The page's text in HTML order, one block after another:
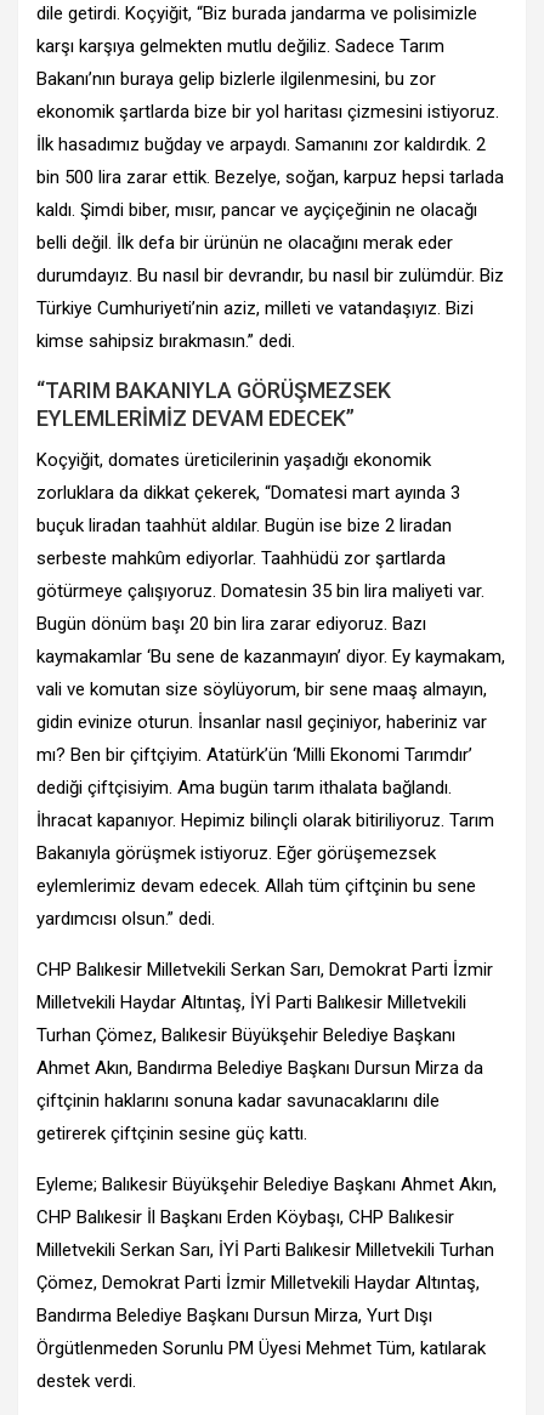
dile getirdi. Koçyiğit, “Biz burada jandarma ve polisimizle
karşı karşıya gelmekten mutlu değiliz. Sadece Tarım
Bakanı’nın buraya gelip bizlerle ilgilenmesini, bu zor
ekonomik şartlarda bize bir yol haritası çizmesini istiyoruz.
İlk hasadımız buğday ve arpaydı. Samanını zor kaldırdık. 2
bin 500 lira zarar ettik. Bezelye, soğan, karpuz hepsi tarlada
kaldı. Şimdi biber, mısır, pancar ve ayçiçeğinin ne olacağı
belli değil. İlk defa bir ürünün ne olacağını merak eder
durumdayız. Bu nasıl bir devrandır, bu nasıl bir zulümdür. Biz
Türkiye Cumhuriyeti’nin aziz, milleti ve vatandaşıyız. Bizi
kimse sahipsiz bırakmasın.” dedi.
“TARIM BAKANIYLA GÖRÜŞMEZSEK
EYLEMLERİMİZ DEVAM EDECEK”
Koçyiğit, domates üreticilerinin yaşadığı ekonomik
zorluklara da dikkat çekerek, “Domatesi mart ayında 3
buçuk liradan taahhüt aldılar. Bugün ise bize 2 liradan
serbeste mahkûm ediyorlar. Taahhüdü zor şartlarda
götürmeye çalışıyoruz. Domatesin 35 bin lira maliyeti var.
Bugün dönüm başı 20 bin lira zarar ediyoruz. Bazı
kaymakamlar ‘Bu sene de kazanmayın’ diyor. Ey kaymakam,
vali ve komutan size söylüyorum, bir sene maaş almayın,
gidin evinize oturun. İnsanlar nasıl geçiniyor, haberiniz var
mı? Ben bir çiftçiyim. Atatürk’ün ‘Milli Ekonomi Tarımdır’
dediği çiftçisiyim. Ama bugün tarım ithalata bağlandı.
İhracat kapanıyor. Hepimiz bilinçli olarak bitiriliyoruz. Tarım
Bakanıyla görüşmek istiyoruz. Eğer görüşemezsek
eylemlerimiz devam edecek. Allah tüm çiftçinin bu sene
yardımcısı olsun.” dedi.
CHP Balıkesir Milletvekili Serkan Sarı, Demokrat Parti İzmir
Milletvekili Haydar Altıntaş, İYİ Parti Balıkesir Milletvekili
Turhan Çömez, Balıkesir Büyükşehir Belediye Başkanı
Ahmet Akın, Bandırma Belediye Başkanı Dursun Mirza da
çiftçinin haklarını sonuna kadar savunacaklarını dile
getirerek çiftçinin sesine güç kattı.
Eyleme; Balıkesir Büyükşehir Belediye Başkanı Ahmet Akın,
CHP Balıkesir İl Başkanı Erden Köybaşı, CHP Balıkesir
Milletvekili Serkan Sarı, İYİ Parti Balıkesir Milletvekili Turhan
Çömez, Demokrat Parti İzmir Milletvekili Haydar Altıntaş,
Bandırma Belediye Başkanı Dursun Mirza, Yurt Dışı
Örgütlenmeden Sorunlu PM Üyesi Mehmet Tüm, katılarak
destek verdi.